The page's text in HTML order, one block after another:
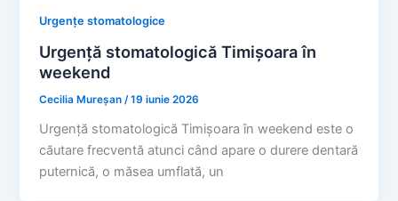
Urgențe stomatologice
Urgență stomatologică Timișoara în
weekend
Cecilia Mureșan /19 iunie 2026
Urgență stomatologică Timișoara în weekend este o
căutare frecventă atunci când apare o durere dentară
puternică, o măsea umflată, un